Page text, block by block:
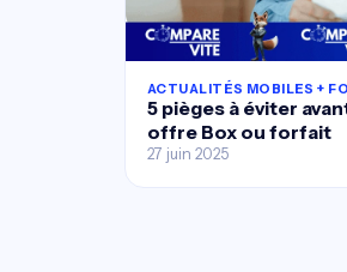
ACTUALITÉS MOBILES +
5 pièges à éviter
offre Box ou forfait
27 juin 2025